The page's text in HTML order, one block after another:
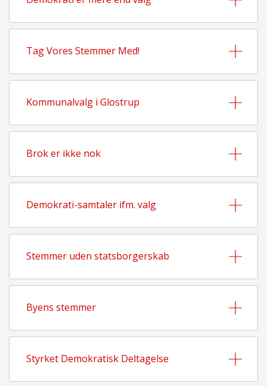
Tag Vores Stemmer Med!
Kommunalvalg i Glostrup
Brok er ikke nok
Demokrati-samtaler ifm. valg
Stemmer uden statsborgerskab
Byens stemmer
Styrket Demokratisk Deltagelse